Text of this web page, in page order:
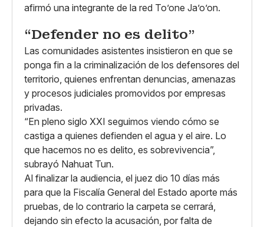
afirmó una integrante de la red To’one Ja’o’on.
“Defender no es delito”
Las comunidades asistentes insistieron en que se
ponga fin a la criminalización de los defensores del
territorio, quienes enfrentan denuncias, amenazas
y procesos judiciales promovidos por empresas
privadas.
“En pleno siglo XXI seguimos viendo cómo se
castiga a quienes defienden el agua y el aire. Lo
que hacemos no es delito, es sobrevivencia”,
subrayó Nahuat Tun.
Al finalizar la audiencia, el juez dio 10 días más
para que la Fiscalía General del Estado aporte más
pruebas, de lo contrario la carpeta se cerrará,
dejando sin efecto la acusación, por falta de